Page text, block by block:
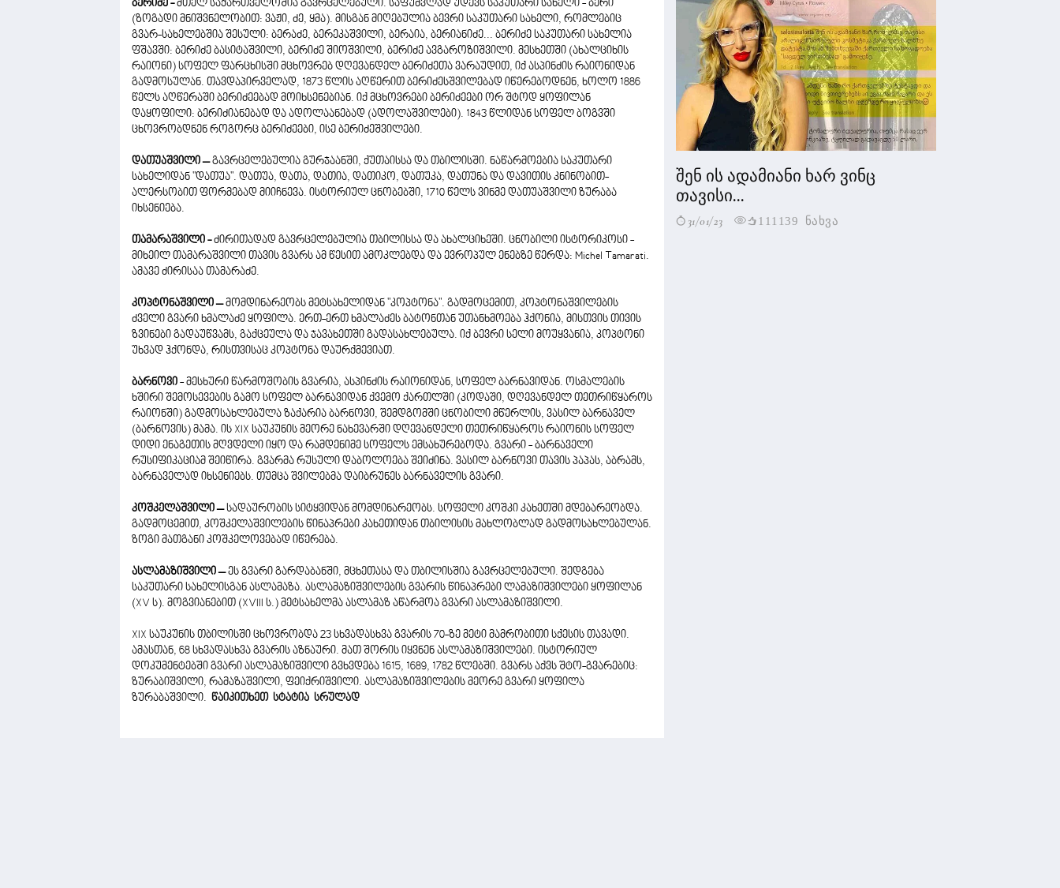
ბერიძე -მთელ საქართველოშია გავრცელებული. საფუძვლად უდევს საკუთარი სახელი - ბერი
(ზოგადი მნიშვნელობით: ვაჟი, ძე, ყმა). მისგან მიღებულია ბევრი საკუთარი სახელი, რომლებიც
გვარ-სახელებშია შესული: ბერაძე, ბერეკაშვილი, ბერაია, ბერიანიძე... ბერიძე საკუთარი სახელია
ფშავში: ბერიძე ბასიტაშვილი, ბერიძე შიოშვილი, ბერიძე ავგაროზიშვილი. მესხეთში (ახალციხის
რაიონი) სოფელ ფარცხისში მცხოვრებ დღევანდელ ბერიძეთა ვარაუდით, იქ ასპინძის რაიონიდან
გადმოსულან. თავდაპირველად, 1873 წლის აღწერით ბერიძესშვილებად იწერებოდნენ, ხოლო 1886
წელს აღწერაში ბერიძეებად მოიხსენებიან. იქ მცხოვრები ბერიძეები ორ შტოდ ყოფილან
დაყოფილი: ბერიძიანებად და ადოლაანებად (ადოლაშვილები). 1843 წლიდან სოფელ ბოგვში
ცხოვრობდნენ როგორც ბერიძეები, ისე ბერიძეშვილები.
დათუაშვილი –გავრცელებულია გურჯაანში, ქუთაისსა და თბილისში. ნაწარმოებია საკუთარი
სახელიდან "დათუა". დათუა, დათა, დათია, დათიკო, დათუკა, დათუნა და დავითის კნინობით-
ალერსობით ფორმებად მიიჩნევა. ისტორიულ ცნობებში, 1710 წელს ვინმე დათუაშვილი ზურაბა
იხსენიება.
თამარაშვილი -ძირითადად გავრცელებულია თბილისსა და ახალციხეში. ცნობილი ისტორიკოსი -
მიხეილ თამარაშვილი თავის გვარს ამ წესით ამოკლებდა და ევროპულ ენებზე წერდა: Michel Tamarati.
ამავე ძირისაა თამარაძე.
კოპტონაშვილი –მომდინარეობს მეტსახელიდან "კოპტონა". გადმოცემით, კოპტონაშვილების
ძველი გვარი ხმალაძე ყოფილა. ერთ-ერთ ხმალაძეს ბატონთან უთანხმოება ჰქონია, მისთვის თივის
ზვინები გადაუწვამს, გაქცეულა და ჯავახეთში გადასახლებულა. იქ ბევრი სელი მოუყვანია, კოპტონი
უხვად ჰქონდა, რისთვისაც კოპტონა დაურქმევიათ.
ბარნოვი - მესხური წარმოშობის გვარია, ასპინძის რაიონიდან, სოფელ ბარნავიდან. ოსმალების
ხშირი შემოსევების გამო სოფელ ბარნავიდან ქვემო ქართლში (კოდაში, დღევანდელ თეთრიწყაროს
რაიონში) გადმოსახლებულა ზაქარია ბარნოვი, შემდგომში ცნობილი მწერლის, ვასილ ბარნაველ
(ბარნოვის) მამა. ის XIX საუკუნის მეორე ნახევარში დღევანდელი თეთრიწყაროს რაიონის სოფელ
დიდი ენაგეთის მღვდელი იყო და რამდენიმე სოფელს ემსახურებოდა. გვარი - ბარნაველი
რუსიფიკაციამ შეიწირა. გვარმა რუსული დაბოლოება შეიძინა. ვასილ ბარნოვი თავის პაპას, აბრამს,
ბარნაველად იხსენიებს. თუმცა შვილებმა დაიბრუნეს ბარნაველის გვარი.
კოშკელაშვილი –სადაურობის სიტყვიდან მომდინარეობს. სოფელი კოშკი კახეთში მდებარეობდა.
გადმოცემით, კოშკელაშვილების წინაპრები კახეთიდან თბილისის მახლობლად გადმოსახლებულან.
ზოგი მათგანი კოშკელოვებად იწერება.
ასლამაზიშვილი –ეს გვარი გარდაბანში, მცხეთასა და თბილისშია გავრცელებული. შედგება
საკუთარი სახელისგან ასლამაზა. ასლამაზიშვილების გვარის წინაპრები ლამაზიშვილები ყოფილან
(XV ს). მოგვიანებით (XVIII ს.) მეტსახელმა ასლამაზ აწარმოა გვარი ასლამაზიშვილი.
XIX საუკუნის თბილისში ცხოვრობდა 23 სხვადასხვა გვარის 70-ზე მეტი მამრობითი სქესის თავადი.
ამასთან, 68 სხვადასხვა გვარის აზნაური. მათ შორის იყვნენ ასლამაზიშვილები. ისტორიულ
დოკუმენტებში გვარი ასლამაზიშვილი გვხვდება 1615, 1689, 1782 წლებში. გვარს აქვს შტო-გვარებიც:
ზურაბიშვილი, რამაზაშვილი, ფეიქრიშვილი. ასლამაზიშვილების მეორე გვარი ყოფილა
ზურაბაშვილი. წაიკითხეთ სტატია სრულად
შენ ის ადამიანი ხარ ვინც
თავისი...
31/01/23 111139 ნახვა